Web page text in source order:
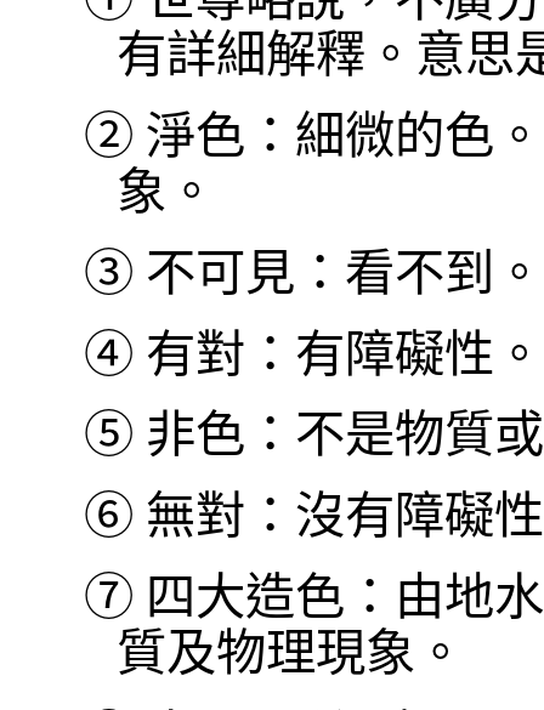
有詳細解釋。意思
② 淨色：細微的色
象。
③ 不可見：看不到。
④ 有對：有障礙性。
⑤ 非色：不是物質
⑥ 無對：沒有障礙
⑦ 四大造色：由地
質及物理現象。